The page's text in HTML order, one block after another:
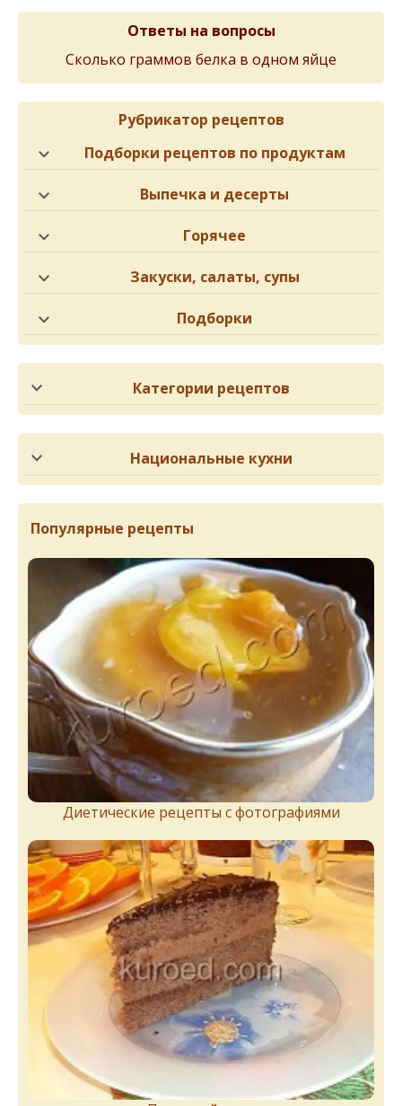
Ответы на вопросы
Сколько граммов белка в одном яйце
Рубрикатор рецептов
Подборки рецептов по продуктам
Выпечка и десерты
Горячее
Закуски, салаты, супы
Подборки
Категории рецептов
Национальные кухни
Популярные рецепты
Диетические рецепты с фотографиями